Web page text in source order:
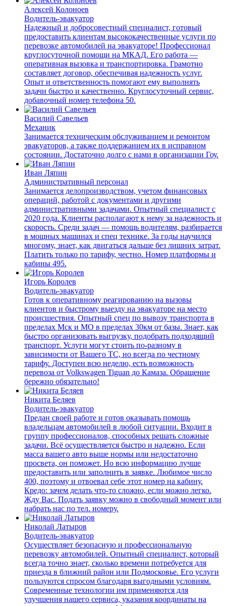
Алексей Колоноев
Водитель-эвакуатор
Надежный и добросовестный специалист, готовый
предоставить клиентам высококачественные услуги по
перевозке автомобилей на эвакуаторе! Профессионал
круглосуточной помощи на МКАД. Его работа —
оперативная вызовка и транспортировка. Грамотно
составляет договор, обеспечивая надежность услуг.
Опыт и ответственность помогают ему выполнять
задачи быстро и качественно. Круглосуточный сервис,
добавочный номер телефона 50.
Василий Савельев
Механик
Занимается техническим обслуживанием и ремонтом
эвакуаторов, а также поддержанием их в исправном
состоянии. Достаточно долго с нами в организации Гоу.
Иван Ляпин
Административный персонал
Занимается делопроизводством, учетом финансовых
операций, работой с документами и другими
административными задачами. Опытный специалист с
2020 года. Клиенты располагают к нему за надежность и
скорость. Среди задач — помощь водителям, разбирается
в мощных машинах и спец технике. За годы научился
многому, знает, как двигаться дальше без лишних затрат.
Платить только по тарифу, честно. Номер платформы и
кабины 495.
Игорь Королев
Водитель-эвакуатор
Готов к оперативному реагированию на вызовы
клиентов и быстрому выезду на эвакуаторе на место
происшествия. Опытный спец по вывозу транспорта в
пределах Мск и МО в пределах 30км от базы. Знает, как
быстро организовать выгрузку, подобрать подходящий
транспорт. Услуги могут стоить по-разному в
зависимости от Вашего ТС, но всегда по честному
тарифу. Доступен всю неделю, есть возможность
перевоза от Volkswagen Tiguan до Камаза. Обращение
бережно обязательно!
Никита Беляев
Водитель-эвакуатор
Предан своей работе и готов оказывать помощь
владельцам автомобилей в любой ситуации. Входит в
группу профессионалов, способных решать сложные
задачи. Всё осуществляется быстро и надежно. Если
масса вашего авто выше нормы или недостаточно
просвета, он поможет. Но всю информацию лучше
предоставить или заполнить в заявке. Любимое число
400, поэтому и отвоевал себе этот номер на кабину.
Кредо: зачем делать что-то сложно, если можно легко.
Жду Вас. Подать заявку можно в свободный момент или
набрать нас по тел. номеру.
Николай Латыров
Водитель-эвакуатор
Осуществляет безопасную и профессиональную
перевозку автомобилей. Опытный специалист, который
всегда точно знает, сколько времени потребуется для
приезда в ближний район или Подмосковье. Его услуги
пользуются спросом благодаря выгодными условиям.
Современные технологии им применяются для
улучшения нашего сервиса, указания координаты на